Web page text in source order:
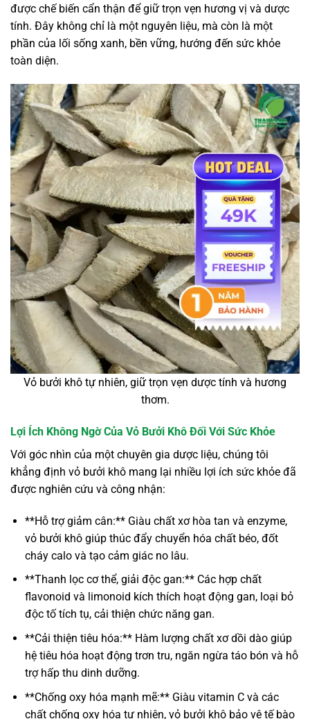
được chế biến cẩn thận để giữ trọn vẹn hương vị và dược
tính. Đây không chỉ là một nguyên liệu, mà còn là một
phần của lối sống xanh, bền vững, hướng đến sức khỏe
toàn diện.
Vỏ bưởi khô tự nhiên, giữ trọn vẹn dược tính và hương
thơm.
Lợi Ích Không Ngờ Của Vỏ Bưởi Khô Đối Với Sức Khỏe
Với góc nhìn của một chuyên gia dược liệu, chúng tôi
khẳng định vỏ bưởi khô mang lại nhiều lợi ích sức khỏe đã
được nghiên cứu và công nhận:
**Hỗ trợ giảm cân:** Giàu chất xơ hòa tan và enzyme,
vỏ bưởi khô giúp thúc đẩy chuyển hóa chất béo, đốt
cháy calo và tạo cảm giác no lâu.
**Thanh lọc cơ thể, giải độc gan:** Các hợp chất
flavonoid và limonoid kích thích hoạt động gan, loại bỏ
độc tố tích tụ, cải thiện chức năng gan.
**Cải thiện tiêu hóa:** Hàm lượng chất xơ dồi dào giúp
hệ tiêu hóa hoạt động trơn tru, ngăn ngừa táo bón và hỗ
trợ hấp thu dinh dưỡng.
**Chống oxy hóa mạnh mẽ:** Giàu vitamin C và các
chất chống oxy hóa tự nhiên, vỏ bưởi khô bảo vệ tế bào